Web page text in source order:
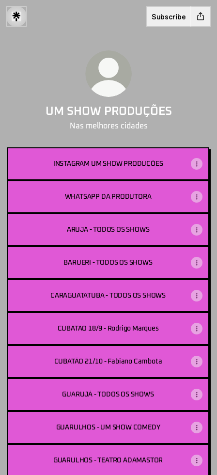
Subscribe
UM SHOW PRODUÇÕES
Nas melhores cidades
INSTAGRAM UM SHOW PRODUÇÕES
WHATSAPP DA PRODUTORA
ARUJÁ - TODOS OS SHOWS
BARUERI - TODOS OS SHOWS
CARAGUATATUBA - TODOS OS SHOWS
CUBATÃO 18/9 - Rodrigo Marques
CUBATÃO 21/10 - Fabiano Cambota
GUARUJÁ - TODOS OS SHOWS
GUARULHOS - UM SHOW COMEDY
GUARULHOS - TEATRO ADAMASTOR